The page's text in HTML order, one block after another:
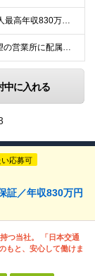
【半年間月給38万円保証／新人最高年収830万円／賞与年2回／給料控除を100%撤廃】 6ヶ月間、月給38万円保証＋歩合給＋賞与年2回（川崎／保土ヶ谷／戸塚） ◆保証額を超える売上時は上乗せした給与
＜神奈川全域で採用！／ご希望の営業所に配属＞ ◎転居を伴う転勤なし！ ◎U・Iターン歓迎！ ◎マイカー通勤OK（駐車場完備） 神奈川全域に6拠点（★希望の営業所に配属） ■本社：横浜市戸塚区名瀬町1
中に入れる
応募可
証／年収830万円
つ当社。 「日本交通
もと、安心して働けま